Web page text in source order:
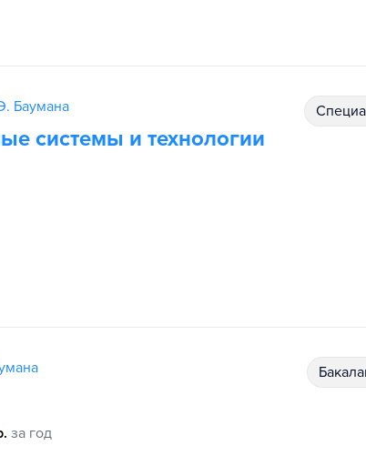
Баумана
системы и технологии
за год